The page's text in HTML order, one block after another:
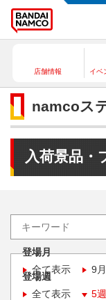
店舗情報 イベ
namcoス
入荷景品・
登場月
全て表示
9月
登場週
全て表示
5週